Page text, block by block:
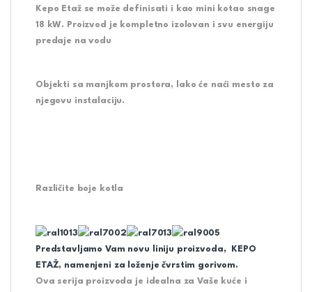
Kepo Etaž se može definisati i kao mini kotao snage
18 kW. Proizvod je kompletno izolovan i svu energiju
predaje na vodu
Objekti sa manjkom prostora, lako će naći mesto za
njegovu instalaciju.
Različite boje kotla
Predstavljamo Vam novu liniju proizvoda,
KEPO
ETAŽ, namenjeni za loženje čvrstim gorivom.
Ova serija proizvoda je idealna za Vaše kuće i